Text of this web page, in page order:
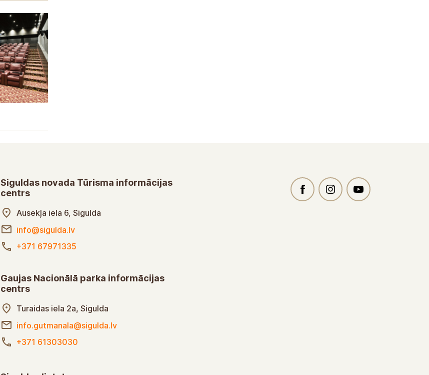
Siguldas novada Tūrisma informācijas
centrs
Ausekļa iela 6, Sigulda
info@sigulda.lv
+371 67971335
Gaujas Nacionālā parka informācijas
centrs
Turaidas iela 2a, Sigulda
info.gutmanala@sigulda.lv
+371 61303030